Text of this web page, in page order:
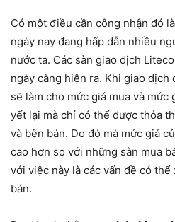
Có một điều cần công nhận đó
ngày nay đang hấp dẫn nhiều
nước ta. Các sàn giao dịch
ngày càng hiện ra. Khi giao dịch
sẽ làm cho mức giá mua và mức
yết lại mà chỉ có thể được thỏa
và bên bán. Do đó mà mức giá
cao hơn so với những sàn mua
với việc này là các vấn đề có
bán.